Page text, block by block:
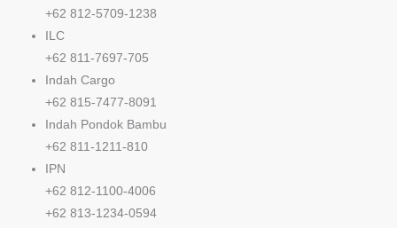
+62 812-5709-1238
ILC
+62 811-7697-705
Indah Cargo
+62 815-7477-8091
Indah Pondok Bambu
+62 811-1211-810
IPN
+62 812-1100-4006
+62 813-1234-0594